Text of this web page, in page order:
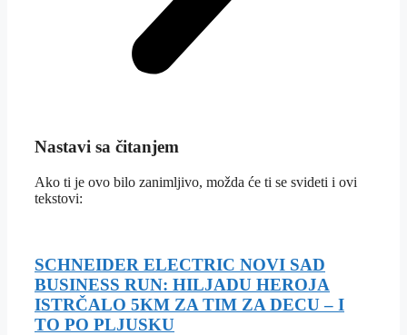
Nastavi sa čitanjem
Ako ti je ovo bilo zanimljivo, možda će ti se svideti i ovi
tekstovi:
SCHNEIDER ELECTRIC NOVI SAD
BUSINESS RUN: HILJADU HEROJA
ISTRČALO 5KM ZA TIM ZA DECU – I
TO PO PLJUSKU